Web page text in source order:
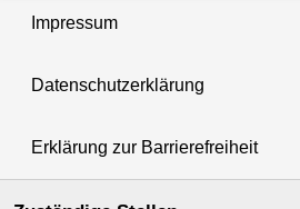
Impressum
Datenschutzerklärung
Erklärung zur Barrierefreiheit